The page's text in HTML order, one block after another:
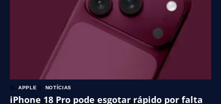
APPLE NOTÍCIAS
iPhone 18 Pro pode esgotar rápido por falta